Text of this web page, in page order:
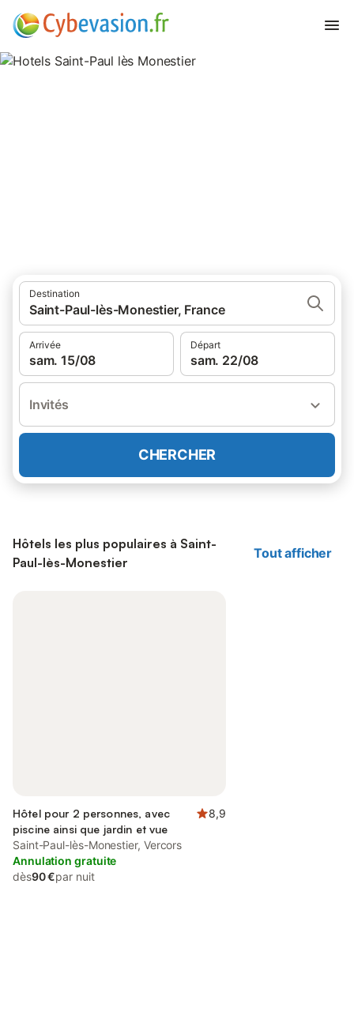
Destination
Saint-Paul-lès-Monestier, France
Arrivée
sam. 15/08
Départ
sam. 22/08
Invités
CHERCHER
Hôtels les plus populaires à Saint-
Paul-lès-Monestier
Tout afficher
Hôtel pour 2 personnes, avec
piscine ainsi que jardin et vue
8,9
Saint-Paul-lès-Monestier, Vercors
Annulation gratuite
dès90 €par nuit